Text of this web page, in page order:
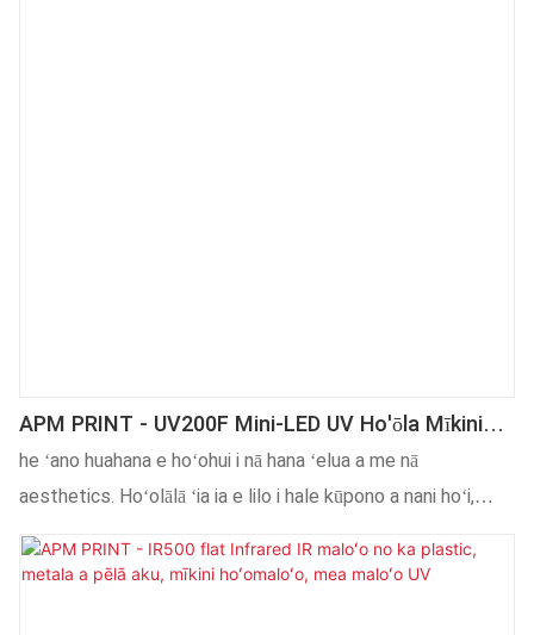
APM PRINT - UV200F Mini-LED UV Ho'ōla Mīkini
No Ka Mea Hoʻomaloʻo Huahana Palahalaha, UV
Maloʻo
he ʻano huahana e hoʻohui i nā hana ʻelua a me nā
aesthetics. Hoʻolālā ʻia ia e lilo i hale kūpono a nani hoʻi,
maikaʻi loa e hopu i nā maka o nā kānaka. Hanaʻia i nā mea
maka i hala i nā ho'āʻo maikaʻi, he mea kūikawā me ka hana